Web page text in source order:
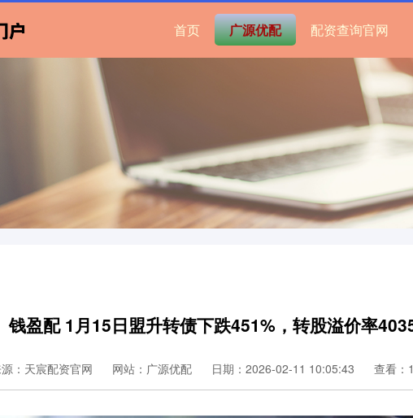
首页 广源优配 配资查询官网
钱盈配 1月15日盟升转债下跌451%，转股溢价率
：天宸配资官网 网站：广源优配 日期：2026-02-11 10:05:43 查看：